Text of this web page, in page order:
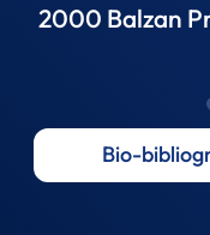
2000 Balzan
Bio-